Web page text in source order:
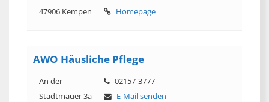
47906 Kempen
Homepage
AWO Häusliche Pflege
An der
Stadtmauer 3a
02157-3777
E-Mail senden